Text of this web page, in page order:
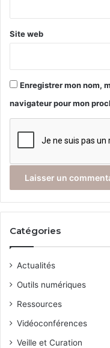
Site web
Enregistrer mon nom,
navigateur pour mon
Catégories
Actualités
Outils numériques
Ressources
Vidéoconférences
Veille et Curation